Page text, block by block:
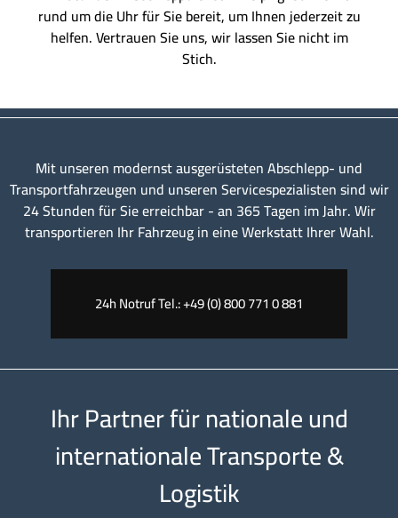
rund um die Uhr für Sie bereit, um Ihnen jederzeit zu
helfen. Vertrauen Sie uns, wir lassen Sie nicht im
Stich.
Mit unseren modernst ausgerüsteten Abschlepp- und
Transportfahrzeugen und unseren Servicespezialisten sind wir
24 Stunden für Sie erreichbar - an 365 Tagen im Jahr. Wir
transportieren Ihr Fahrzeug in eine Werkstatt Ihrer Wahl.
24h Notruf Tel.: +49 (0) 800 771 0 881
Ihr Partner für nationale und
internationale Transporte &
Logistik